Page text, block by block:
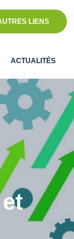
LIENS
ACTUALITÉS